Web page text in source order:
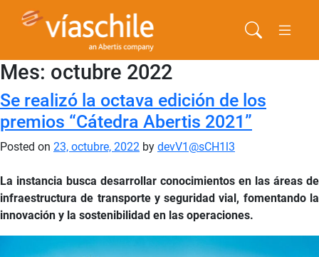
Mes: octubre 2022
Se realizó la octava edición de los
premios “Cátedra Abertis 2021”
Posted on 23, octubre, 2022 by devV1@sCH1l3
La instancia busca desarrollar conocimientos en las áreas de
infraestructura de transporte y seguridad vial, fomentando la
innovación y la sostenibilidad en las operaciones.